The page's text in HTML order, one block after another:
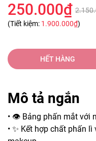
250.000₫
(Tiết kiệm: 1.900.000₫)
HẾT HÀNG
Mô tả ngắn
• 👁️ Bảng phấn mắt với
• ✨ Kết hợp chất phấn